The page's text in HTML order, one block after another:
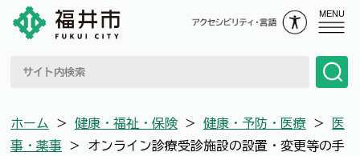
MENU
ホーム ＞ 健康・福祉・保険 ＞ 健康・予防・医療 ＞
医
事・薬事 ＞ オンライン診療受診施設の設置・変更等の手